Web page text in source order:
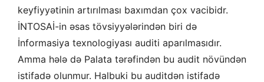
keyfiyyətinin artırılması baxımdan çox vacibidr.
İNTOSAİ-in əsas tövsiyyələrindən biri də
İnformasiya texnologiyası auditi aparılmasıdır.
Amma hələ də Palata tərəfindən bu audit növündən
istifadə olunmur. Halbuki bu auditdən istifadə